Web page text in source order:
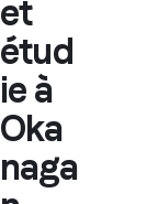
et
étud
ie à
Oka
naga